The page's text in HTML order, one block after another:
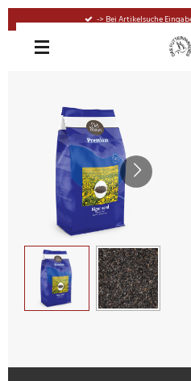
springen
-> Bei Artikelsuche